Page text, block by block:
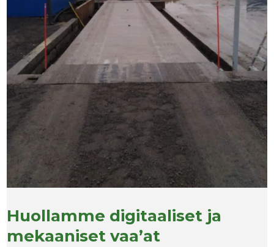
Huollamme digitaaliset ja
mekaaniset vaa’at